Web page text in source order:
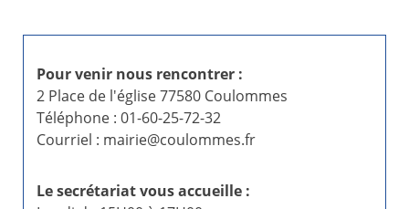
Pour venir nous rencontrer :
2 Place de l'église 77580 Coulommes
Téléphone : 01-60-25-72-32
Courriel : mairie@coulommes.fr
Le secrétariat vous accueille :